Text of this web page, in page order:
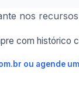
nos
com histórico
ou agende